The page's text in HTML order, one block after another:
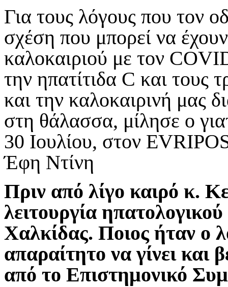
Για τους λόγους που τον
σχέση που μπορεί να έχουν
καλοκαιριού με τον
την ηπατίτιδα C και τους
και την καλοκαιρινή μας
στη θάλασσα, μίλησε ο
30 Ιουλίου, στον
Έφη Ντίνη
Πριν από λίγο καιρό κ.
λειτουργία
Χαλκίδας. Ποιος ήταν ο
απαραίτητο να γίνει και
από το Επιστημονικό